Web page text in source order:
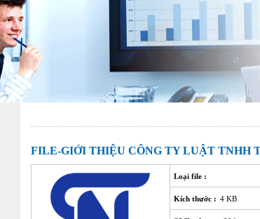
FILE-GIỚI THIỆU CÔNG TY LUẬT TNHH
Loại file :
Kích thước : 4 KB